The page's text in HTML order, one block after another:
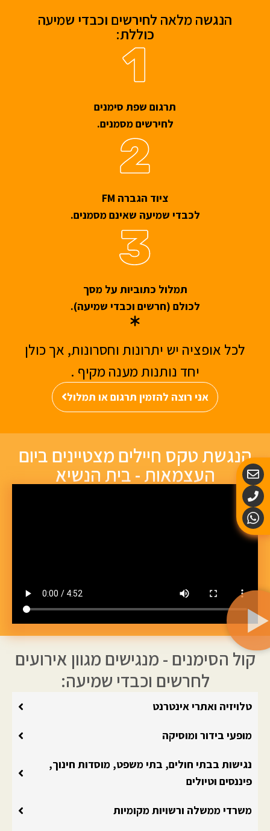
הנגשה מלאה לחירשים וכבדי שמיעה
כוללת:
תרגום שפת סימנים
לחירשים מסמנים.
ציוד הגברה FM
לכבדי שמיעה שאינם מסמנים.
תמלול כתוביות על מסך
לכולם (חרשים וכבדי שמיעה).
לכל אופציה יש יתרונות וחסרונות, אך כולן
יחד נותנות מענה מקיף .
אני רוצה להזמין תרגום או תמלול
הנגשת טקס חיילים מצטיינים ביום
העצמאות - בית הנשיא
קול הסימנים - מנגישים מגוון אירועים
לחרשים וכבדי שמיעה:
טלויזיה ואתרי אינטרנט
מופעי בידור ומוסיקה
נגישות בבתי חולים, בתי משפט, מוסדות חינוך,
פיננסים וטיולים
משרדי ממשלה ורשויות מקומיות
הצינור עם גיא לרר
תרגום מופע של סבלימינל
פתרונות נגישות במתן שירות
לחירשים וכבדי שמיעה במערכות
הבריאות, משפט, חינוך, פיננסים,
טיולים ועוד
-השבעת-הכנסת-ה-20
תרגום במיטב דש -פיננסים
תרגום ביקור האפיפיור
תמלול כתוביות בכנסים
נגישות במרתון ירושלים